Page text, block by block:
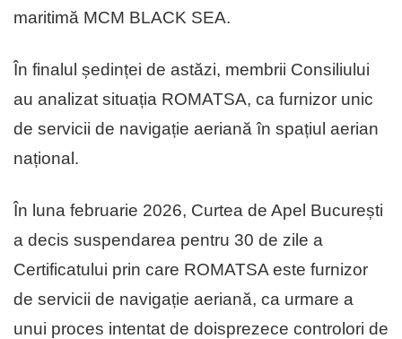
maritimă MCM BLACK SEA.
În finalul ședinței de astăzi, membrii Consiliului
au analizat situația ROMATSA, ca furnizor unic
de servicii de navigație aeriană în spațiul aerian
național.
În luna februarie 2026, Curtea de Apel București
a decis suspendarea pentru 30 de zile a
Certificatului prin care ROMATSA este furnizor
de servicii de navigație aeriană, ca urmare a
unui proces intentat de doisprezece controlori de